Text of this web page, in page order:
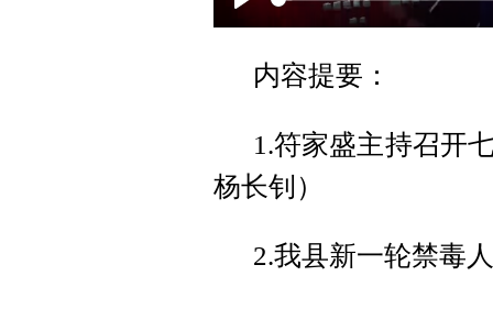
Play
内容提要：
1.符家盛主持召开
杨长钊）
2.我县新一轮禁毒